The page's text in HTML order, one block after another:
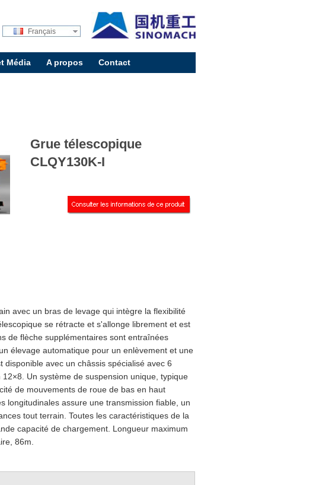
Français
Média A propos Contact
Grue télescopique
CLQY130K-I
avec un bras de levage qui intègre la flexibilité
se rétracte et s'allonge librement et est
de flèche supplémentaires sont entraînées
élevage automatique pour un enlèvement et une
avec un châssis spécialisé avec 6
Un système de suspension unique, typique
de mouvements de roue de bas en haut
longitudinales assure une transmission fiable, un
tout terrain. Toutes les caractéristiques de la
capacité de chargement. Longueur maximum
86m.